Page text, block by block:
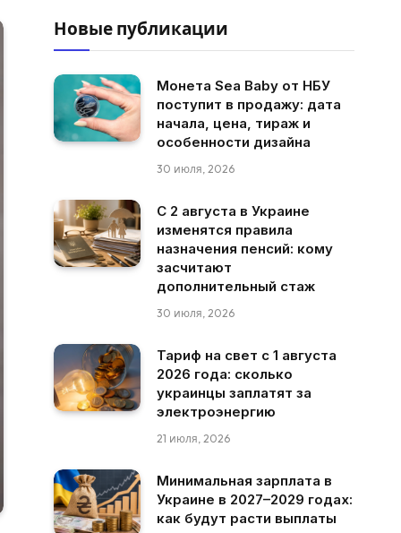
Новые публикации
Монета Sea Baby от НБУ
поступит в продажу: дата
начала, цена, тираж и
особенности дизайна
30 июля, 2026
С 2 августа в Украине
изменятся правила
назначения пенсий: кому
засчитают
дополнительный стаж
30 июля, 2026
Тариф на свет с 1 августа
2026 года: сколько
украинцы заплатят за
электроэнергию
21 июля, 2026
Минимальная зарплата в
Украине в 2027–2029 годах:
как будут расти выплаты